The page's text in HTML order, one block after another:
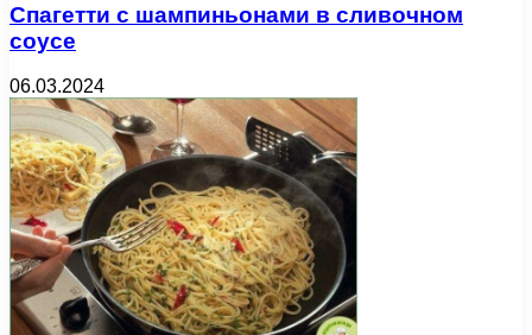
Спагетти с шампиньонами в сливочном
соусе
06.03.2024